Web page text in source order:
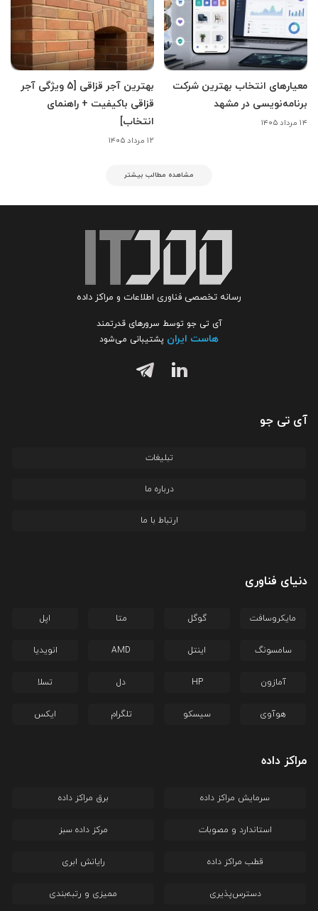
معیارهای انتخاب بهترین شرکت
برنامه‌نویسی در مشهد
۱۴ مرداد ۱۴۰۵
بهترین آجر قزاقی [5 ویژگی آجر
قزاقی باکیفیت + راهنمای
انتخاب]
۱۲ مرداد ۱۴۰۵
مشاهده مطالب بیشتر
رسانه تخصصی فناوری اطلاعات و مراکز داده
آی تی جو توسط سرورهای قدرتمند
هاست ایران پشتیبانی می‌شود
آی تی جو
تبلیغات
درباره ما
ارتباط با ما
دنیای فناوری
مایکروسافت گوگل متا اپل
سامسونگ اینتل AMD انویدیا
آمازون HP دل تسلا
هوآوی سیسکو تلگرام ایکس
مراکز داده
سرمایش مراکز داده برق مراکز داده
استاندارد و مصوبات مرکز داده سبز
قطب مراکز داده رایانش ابری
دسترس‌پذیری ممیزی و رتبه‌بندی